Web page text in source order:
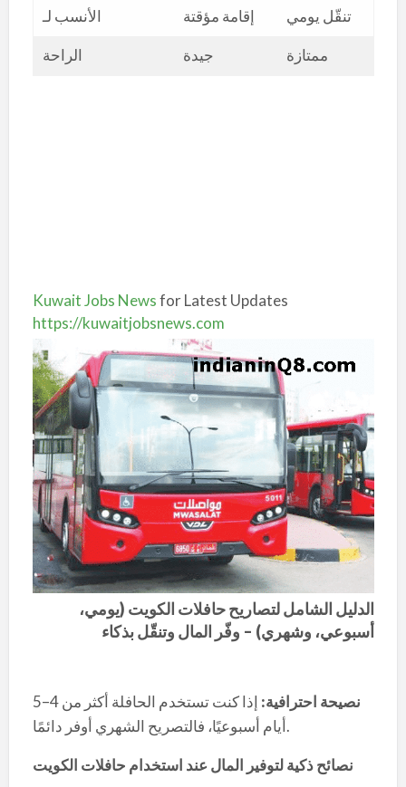
الأنسب لـ إقامة مؤقتة تنقّل يومي
الراحة جيدة ممتازة
Kuwait Jobs Newsfor Latest Updates
https://kuwaitjobsnews.com
الدليل الشامل لتصاريح حافلات الكويت (يومي،
أسبوعي، وشهري) – وفّر المال وتنقّل بذكاء
نصيحة احترافية:
إذا كنت تستخدم الحافلة أكثر من 4–5
أيام أسبوعيًا، فالتصريح الشهري أوفر دائمًا.
نصائح ذكية لتوفير المال عند استخدام حافلات الكويت